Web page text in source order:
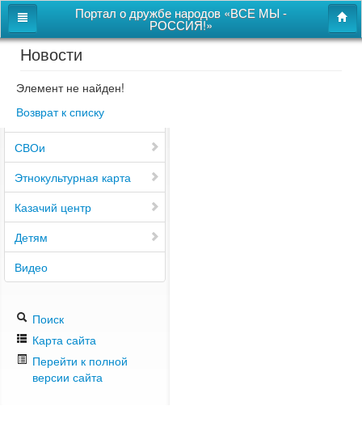
Портал о дружбе народов «ВСЕ МЫ -
РОССИЯ!»
Главная
Дом дружбы народов
Новости
СВОи
Этнокультурная карта
Казачий центр
Детям
Видео
Поиск
Карта сайта
Перейти к полной
версии сайта
Новости
Элемент не найден!
Возврат к списку